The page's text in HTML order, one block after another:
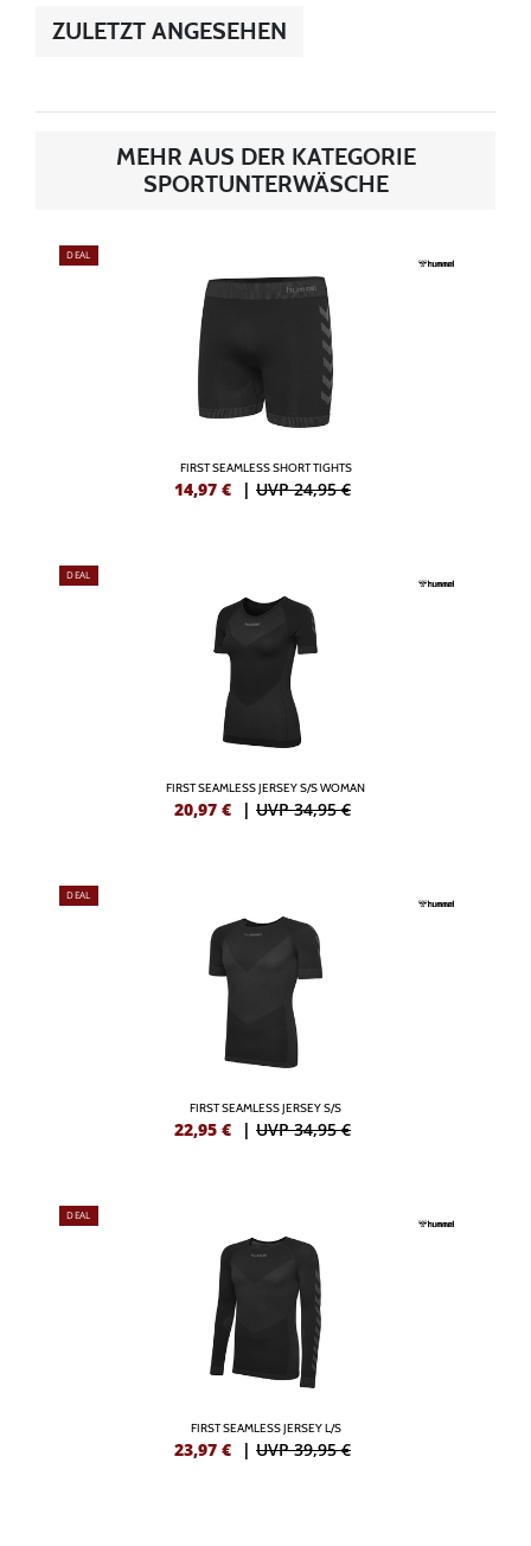
ZULETZT ANGESEHEN
MEHR AUS DER KATEGORIE
SPORTUNTERWÄSCHE
DEAL
FIRST SEAMLESS SHORT TIGHTS
14,97 € | UVP 24,95 €
DEAL
FIRST SEAMLESS JERSEY S/S WOMAN
20,97 € | UVP 34,95 €
DEAL
FIRST SEAMLESS JERSEY S/S
22,95 € | UVP 34,95 €
DEAL
FIRST SEAMLESS JERSEY L/S
23,97 € | UVP 39,95 €